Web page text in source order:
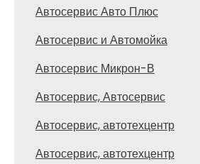
Автосервис Авто Плюс
Автосервис и Автомойка
Автосервис Микрон-В
Автосервис, Автосервис
Автосервис, автотехцентр
Автосервис, автотехцентр